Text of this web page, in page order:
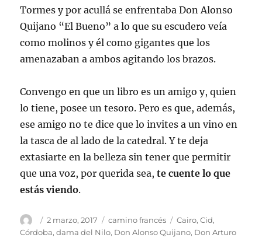
Tormes y por acullá se enfrentaba Don Alonso
Quijano “El Bueno” a lo que su escudero veía
como molinos y él como gigantes que los
amenazaban a ambos agitando los brazos.
Convengo en que un libro es un amigo y, quien
lo tiene, posee un tesoro. Pero es que, además,
ese amigo no te dice que lo invites a un vino en
la tasca de al lado de la catedral. Y te deja
extasiarte en la belleza sin tener que permitir
que una voz, por querida sea,te cuente lo que
estás viendo.
Autor
Publicado
el
2 marzo, 2017 Categorías
camino francés Etiquetas
Cairo,Cid,
Córdoba,dama del Nilo, Don Alonso Quijano, Don Arturo